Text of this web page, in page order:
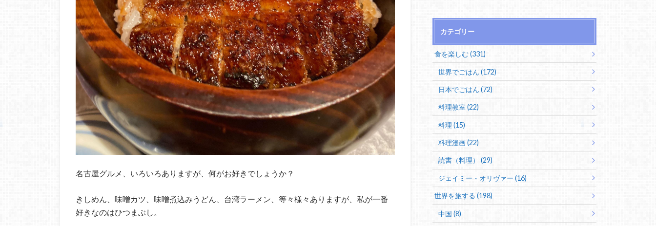
名古屋グルメ、いろいろありますが、何がお好きでしょうか？
きしめん、味噌カツ、味噌煮込みうどん、台湾ラーメン、等々様々ありますが、私が一番
好きなのはひつまぶし。
カテゴリー
食を楽しむ (331)
世界でごはん (172)
日本でごはん (72)
料理教室 (22)
料理 (15)
料理漫画 (22)
読書（料理） (29)
ジェイミー・オリヴァー (16)
世界を旅する (198)
中国 (8)